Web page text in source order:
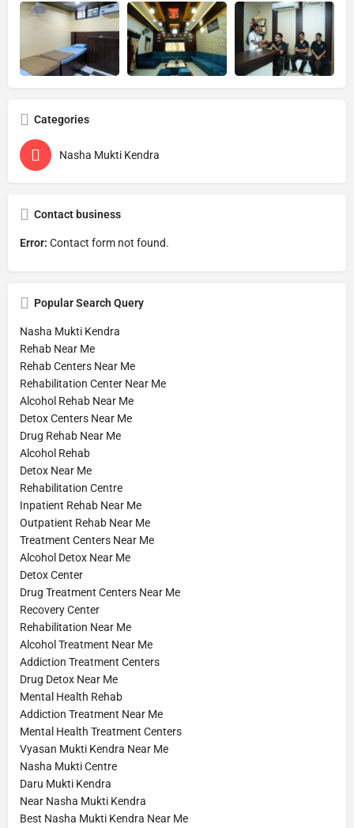
Categories
Nasha Mukti Kendra
Contact business
Error: Contact form not found.
Popular Search Query
Nasha Mukti Kendra
Rehab Near Me
Rehab Centers Near Me
Rehabilitation Center Near Me
Alcohol Rehab Near Me
Detox Centers Near Me
Drug Rehab Near Me
Alcohol Rehab
Detox Near Me
Rehabilitation Centre
Inpatient Rehab Near Me
Outpatient Rehab Near Me
Treatment Centers Near Me
Alcohol Detox Near Me
Detox Center
Drug Treatment Centers Near Me
Recovery Center
Rehabilitation Near Me
Alcohol Treatment Near Me
Addiction Treatment Centers
Drug Detox Near Me
Mental Health Rehab
Addiction Treatment Near Me
Mental Health Treatment Centers
Vyasan Mukti Kendra Near Me
Nasha Mukti Centre
Daru Mukti Kendra
Near Nasha Mukti Kendra
Best Nasha Mukti Kendra Near Me